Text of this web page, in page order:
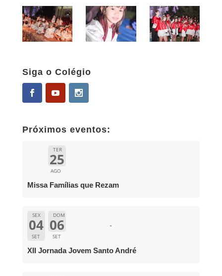
Siga o Colégio
Próximos eventos:
TER
25
AGO
Missa Famílias que Rezam
SEX
04
SET
DOM
06
SET
XII Jornada Jovem Santo André